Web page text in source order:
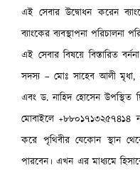
এই সেবার উদ্বোধন করেন
ব্যাংকের ব্যবস্থাপনা
এই সেবার বিষয়ে বিস্তারিত
সদস্য – মোঃ সাহেব আলী
এবং ড. নাহিদ হোসেন উপস্থিত
মোবাইলে +৮৮০১৭১৩২৫৭৪১৪
করে পৃথিবীর যেকোন স্থান
পারবেন। এখন এর মাধ্যমে